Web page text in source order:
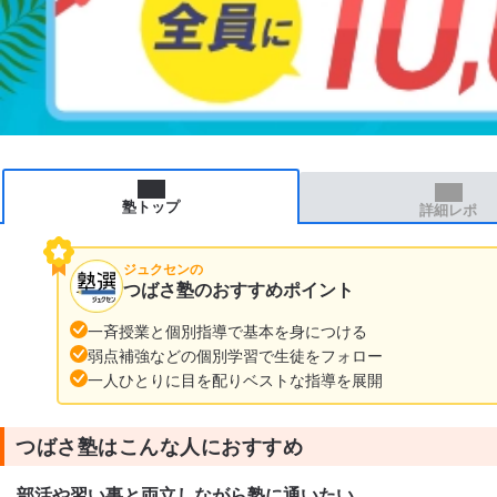
塾トップ 詳細レポ
ジュクセンの
つばさ塾のおすすめポイント
一斉授業と個別指導で基本を身につける
弱点補強などの個別学習で生徒をフォロー
一人ひとりに目を配りベストな指導を展開
つばさ塾はこんな人におすすめ